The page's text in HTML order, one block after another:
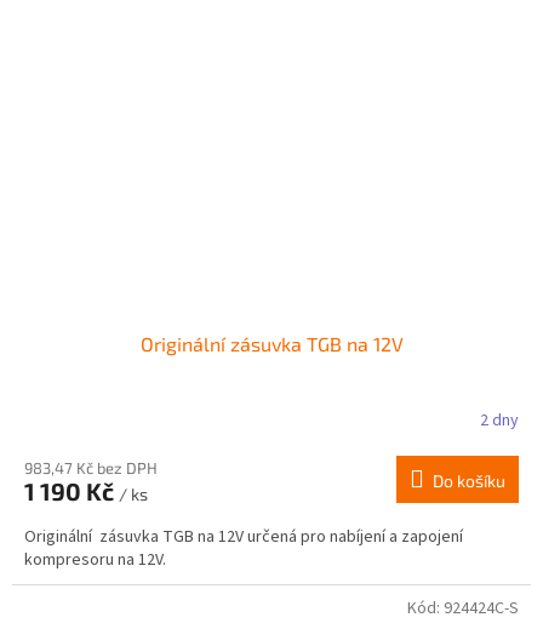
Originální zásuvka TGB na 12V
2 dny
983,47 Kč bez DPH
1 190 Kč / ks
Do košíku
Originální zásuvka TGB na 12V určená pro nabíjení a zapojení
kompresoru na 12V.
Kód: 924424C-S